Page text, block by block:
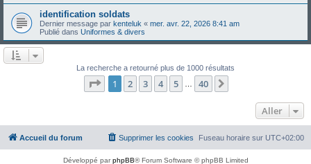
identification soldats
Dernier message par kenteluk « mer. avr. 22, 2026 8:41 am
Publié dans Uniformes & divers
La recherche a retourné plus de 1000 résultats
Page 1sur40
1 2 3 4 5 40
Aller
Accueil du forum Fuseau horaire sur UTC+02:00
Supprimer les cookies
Développé parphpBB® Forum Software © phpBB Limited